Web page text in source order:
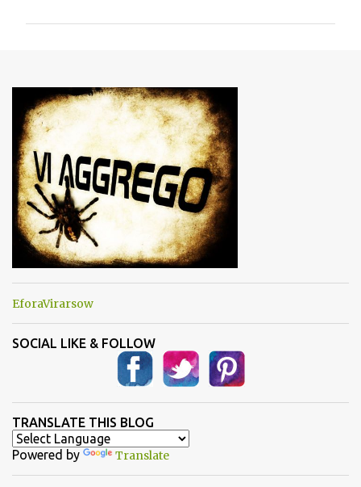
n
t
i
EforaVirarsow
SOCIAL LIKE & FOLLOW
TRANSLATE THIS BLOG
Powered by Translate